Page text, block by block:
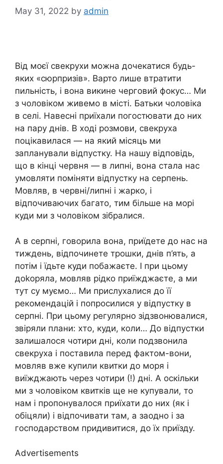
May 31, 2022 by admin
Від моєї свекрухи можна дочекатися будь-
яких «сюрпризів». Варто лише втратити
пильність, і вона викине черговий фокус… Ми
з чоловіком живемо в місті. Батьки чоловіка
в селі. Навесні приїхали погостювати до них
на пару днів. В ході розмови, свекруха
поцікавилася — на який місяць ми
запланували відпустку. На нашу відповідь,
що в кінці червня — в липні, вона стала нас
умовляти поміняти відпустку на серпень.
Мовляв, в червні/липні і жарко, і
відпочиваючих багато, тим більше на морі
куди ми з чоловіком зібралися.
А в серпні, говорила вона, приїдете до нас на
тиждень, відпочинете трошки, днів п’ять, а
потім і їдьте куди побажаєте. І при цьому
доkоряла, мовляв рідко приїжджаєте, а ми
тут су муємо… Ми прислухалися до її
рекомендацій і попросилися у відпустку в
серпні. При цьому регулярно зідзвонювалися,
звіряли плани: хто, куди, коли… До відпустки
залишалося чотири дні, коли подзвонила
свекруха і поставила перед фактом-вони,
мовляв вже купили квитки до моря і
виїжджають через чотири (!) дні. А оскільки
ми з чоловіком квитків ще не купували, то
нам і пропонувалося приїхати до них (як і
обіцяли) і відпочивати там, а заодно і за
господарством придивитися, до їх приїзду.
Advertisements